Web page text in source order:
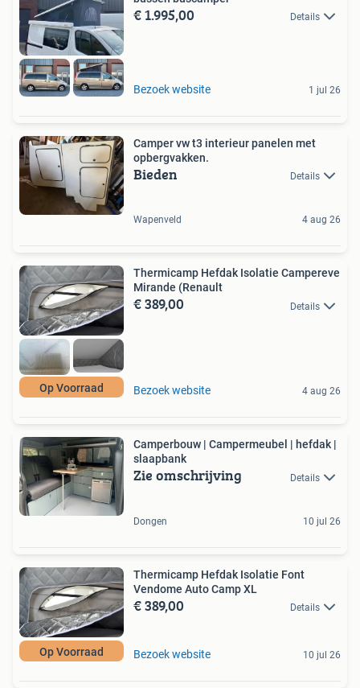
€ 1.995,00 Details
Bezoek website 1 jul 26
Camper vw t3 interieur panelen met
opbergvakken.
Bieden Details
Wapenveld 4 aug 26
Op Voorraad
Thermicamp Hefdak Isolatie Campereve
Mirande (Renault
€ 389,00 Details
Bezoek website 4 aug 26
Camperbouw | Campermeubel | hefdak |
slaapbank
Zie omschrijving Details
Dongen 10 jul 26
Op Voorraad
Thermicamp Hefdak Isolatie Font
Vendome Auto Camp XL
€ 389,00 Details
Bezoek website 10 jul 26